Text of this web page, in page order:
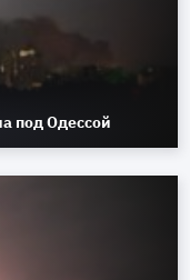
под Одессой